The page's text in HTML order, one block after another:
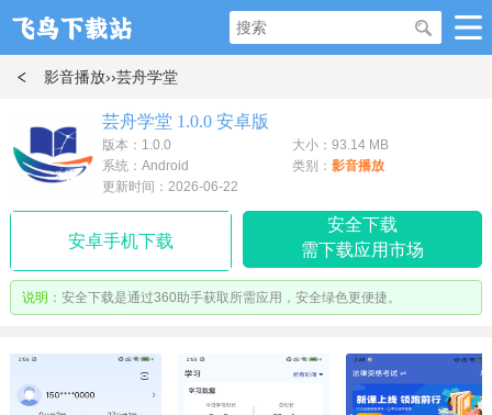
影音播放››芸舟学堂
芸舟学堂 1.0.0 安卓版
版本：1.0.0
大小：93.14 MB
系统：Android
类别： 影音播放
更新时间：2026-06-22
安卓手机下载
安全下载
需下载应用市场
说明： 安全下载是通过360助手获取所需应用，安全绿色更便捷。